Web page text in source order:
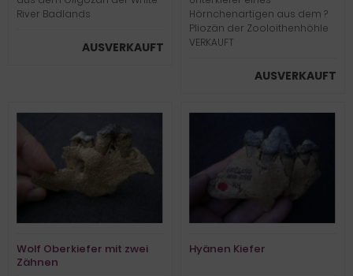
River Badlands
AUSVERKAUFT
Hörnchenartigen aus dem ?
Pliozän der Zooloithenhöhle
VERKAUFT
AUSVERKAUFT
Wolf Oberkiefer mit zwei
Zähnen
Hyänen Kiefer